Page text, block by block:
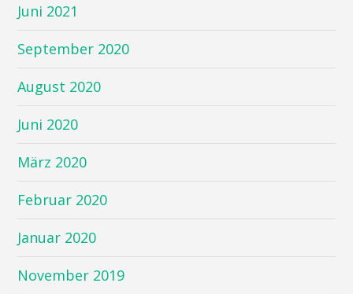
Juni 2021
September 2020
August 2020
Juni 2020
März 2020
Februar 2020
Januar 2020
November 2019